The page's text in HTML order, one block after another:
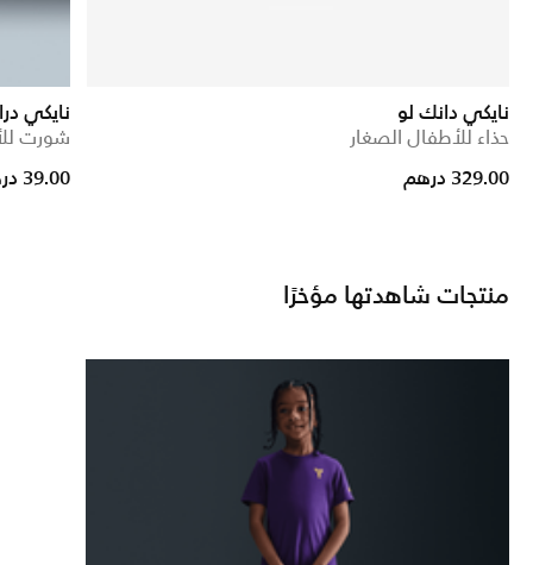
نايكي دانك لو
حذاء للأطفال الصغار
329.00 درهم
نايكي
شورت
reduced from
to
39.00 درهم
منتجات شاهدتها مؤخرًا